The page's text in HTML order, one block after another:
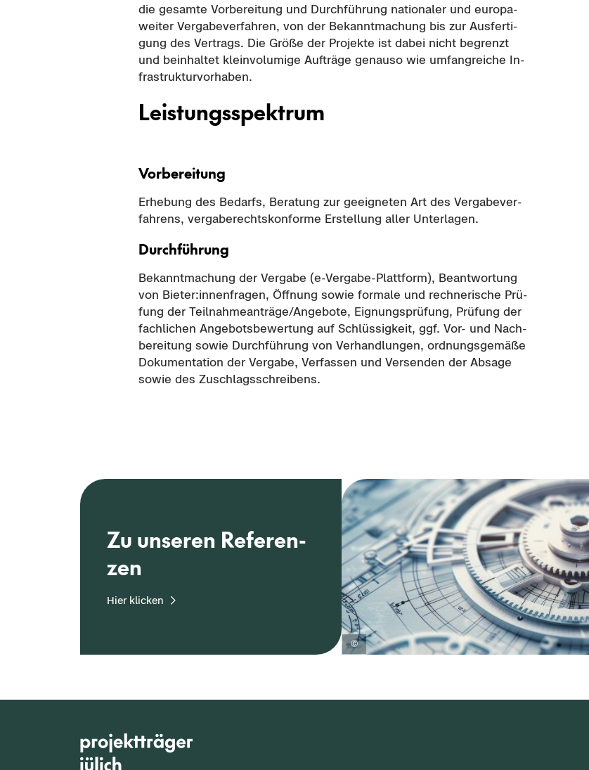
die ge­sam­te Vor­be­rei­tung und Durch­füh­rung na­tio­na­ler und eu­ro­pa­
wei­ter Ver­ga­be­ver­fah­ren, von der Be­kannt­ma­chung bis zur Aus­fer­ti­
gung des Ver­trags. Die Größe der Pro­jek­te ist dabei nicht be­grenzt
und be­inhal­tet klein­vo­lu­mi­ge Auf­trä­ge ge­nau­so wie um­fang­rei­che In­
fra­struk­tur­vor­ha­ben.
Leis­tungs­spek­trum
Vor­be­rei­tung
Er­he­bung des Be­darfs, Be­ra­tung zur ge­eig­ne­ten Art des Ver­ga­be­ver­
fah­rens, ver­ga­be­rechts­kon­for­me Er­stel­lung aller Un­ter­la­gen.
Durch­füh­rung
Be­kannt­ma­chung der Ver­ga­be (e-​Vergabe-Plattform), Be­ant­wor­tung
von Bie­ter:in­nen­fra­gen, Öff­nung sowie for­ma­le und rech­ne­ri­sche Prü­
fung der Teil­nah­me­an­trä­ge/An­ge­bo­te, Eig­nungs­prü­fung, Prü­fung der
fach­li­chen An­ge­bots­be­wer­tung auf Schlüs­sig­keit, ggf. Vor- und Nach­
be­rei­tung sowie Durch­füh­rung von Ver­hand­lun­gen, ord­nungs­ge­mä­ße
Do­ku­men­ta­ti­on der Ver­ga­be, Ver­fas­sen und Ver­sen­den der Ab­sa­ge
sowie des Zu­schlags­schrei­bens.
Zu un­se­ren Re­fe­ren­
zen
Hier kli­cken